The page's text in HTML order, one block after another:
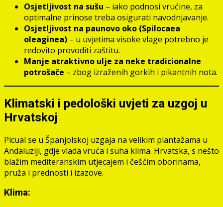
Osjetljivost na sušu – iako podnosi vrućine, za
optimalne prinose treba osigurati navodnjavanje.
Osjetljivost na paunovo oko (Spilocaea
oleaginea) – u uvjetima visoke vlage potrebno je
redovito provoditi zaštitu.
Manje atraktivno ulje za neke tradicionalne
potrošače – zbog izraženih gorkih i pikantnih nota.
Klimatski i pedološki uvjeti za uzgoj u
Hrvatskoj
Picual se u Španjolskoj uzgaja na velikim plantažama u
Andaluziji, gdje vlada vruća i suha klima. Hrvatska, s nešto
blažim mediteranskim utjecajem i češćim oborinama,
pruža i prednosti i izazove.
Klima: